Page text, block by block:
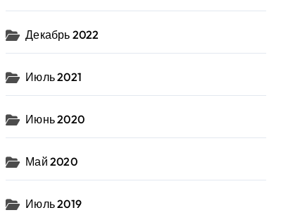
Декабрь 2022
Июль 2021
Июнь 2020
Май 2020
Июль 2019